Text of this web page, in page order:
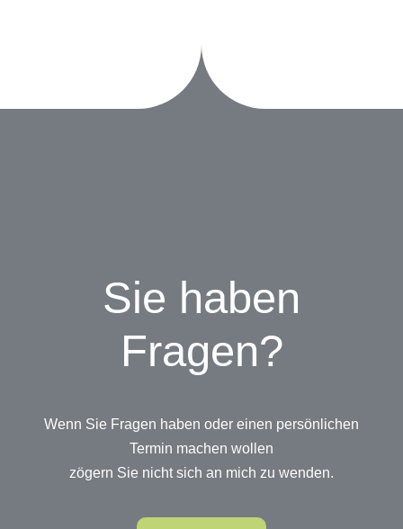
Sie haben
Fragen?
Wenn Sie Fragen haben oder einen persönlichen
Termin machen wollen
zögern Sie nicht sich an mich zu wenden.